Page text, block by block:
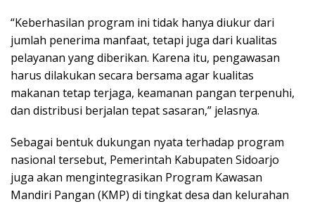
“Keberhasilan program ini tidak hanya diukur dari
jumlah penerima manfaat, tetapi juga dari kualitas
pelayanan yang diberikan. Karena itu, pengawasan
harus dilakukan secara bersama agar kualitas
makanan tetap terjaga, keamanan pangan terpenuhi,
dan distribusi berjalan tepat sasaran,” jelasnya.
Sebagai bentuk dukungan nyata terhadap program
nasional tersebut, Pemerintah Kabupaten Sidoarjo
juga akan mengintegrasikan Program Kawasan
Mandiri Pangan (KMP) di tingkat desa dan kelurahan